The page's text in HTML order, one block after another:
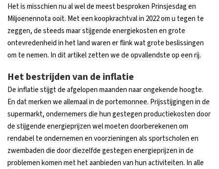
Het is misschien nu al wel de meest besproken Prinsjesdag en
Miljoenennota ooit. Met een koopkrachtval in 2022 om u tegen te
zeggen, de steeds maar stijgende energiekosten en grote
ontevredenheid in het land waren er flink wat grote beslissingen
om te nemen. In dit artikel zetten we de opvallendste op een rij.
Het bestrijden van de inflatie
De inflatie stijgt de afgelopen maanden naar ongekende hoogte.
En dat merken we allemaal in de portemonnee. Prijsstijgingen in de
supermarkt, ondernemers die hun gestegen productiekosten door
de stijgende energieprijzen wel moeten doorberekenen om
rendabel te ondernemen en voorzieningen als sportscholen en
zwembaden die door diezelfde gestegen energieprijzen in de
problemen komen met het aanbieden van hun activiteiten. In alle